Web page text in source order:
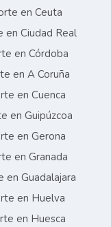
en Ceuta
en Ciudad Real
en Córdoba
en A Coruña
en Cuenca
en Guipúzcoa
en Gerona
en Granada
en Guadalajara
en Huelva
en Huesca